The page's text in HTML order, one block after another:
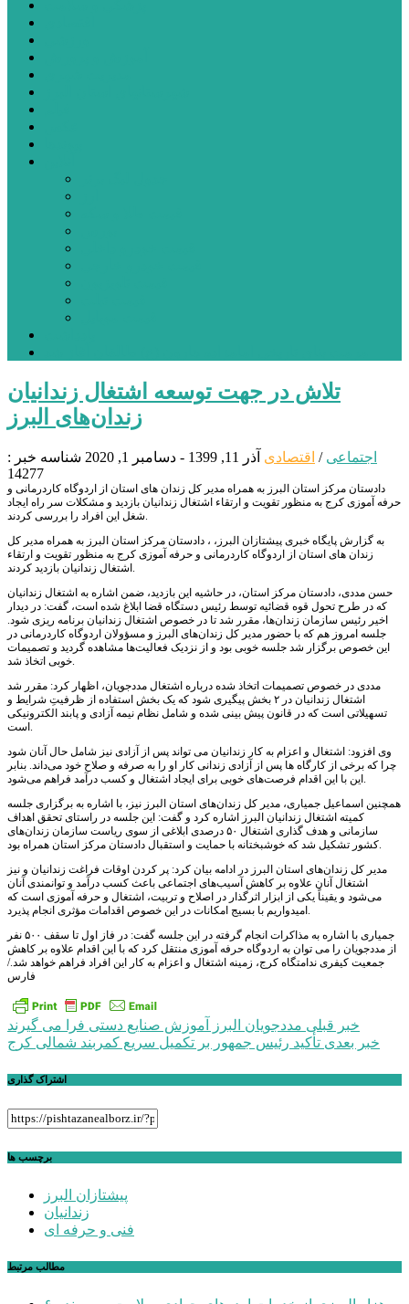
تلاش در جهت توسعه اشتغال زندانیان
زندان‌های البرز
اجتماعی / اقتصادی آذر 11, 1399 - دسامبر 1, 2020
شناسه خبر :
14277
دادستان مرکز استان البرز به همراه مدیر کل زندان های استان از اردوگاه کاردرمانی و
حرفه آموزی کرج به منظور تقویت و ارتقاء اشتغال زندانیان بازدید و مشکلات سر راه ایجاد
شغل این افراد را بررسی کردند.
به گزارش پایگاه خبری پیشتازان البرز، ، دادستان مرکز استان البرز به همراه مدیر کل
زندان های استان از اردوگاه کاردرمانی و حرفه آموزی کرج به منظور تقویت و ارتقاء
اشتغال زندانیان بازدید کردند.
حسن مددی، دادستان مرکز استان، در حاشیه این بازدید، ضمن اشاره به اشتغال زندانیان
که در طرح تحول قوه قضائیه توسط رئیس دستگاه قضا ابلاغ شده است، گفت: در دیدار
اخیر رئیس سازمان زندان‌ها، مقرر شد تا در خصوص اشتغال زندانیان برنامه ریزی شود.
جلسه امروز هم که با حضور مدیر کل زندان‌های البرز و مسؤولان اردوگاه کاردرمانی در
این خصوص برگزار شد جلسه خوبی بود و از نزدیک فعالیت‌ها مشاهده گردید و تصمیمات
خوبی اتخاذ شد.
مددی در خصوص تصمیمات اتخاذ شده درباره اشتغال مددجویان، اظهار کرد: مقرر شد
اشتغال زندانیان در ۲ بخش پیگیری شود که یک بخش استفاده از ظرفیتِ شرایط و
تسهیلاتی است که در قانون پیش بینی شده و شامل نظام نیمه آزادی و پابند الکترونیکی
است.
وی افزود: اشتغال و اعزام به کار زندانیان می تواند پس از آزادی نیز شامل حال آنان شود
چرا که برخی از کارگاه ها پس از آزادی زندانی کار او را به صرفه و صلاح خود می‌داند. بنابر
این با این اقدام فرصت‌های خوبی برای ایجاد اشتغال و کسب درآمد فراهم می‌شود.
همچنین اسماعیل جمیاری، مدیر کل زندان‌های استان البرز نیز، با اشاره به برگزاری جلسه
کمیته اشتغال زندانیان البرز اشاره کرد و گفت: این جلسه در راستای تحقق اهداف
سازمانی و هدف گذاری اشتغال ۵۰ درصدی ابلاغی از سوی ریاست سازمان زندان‌های
کشور تشکیل شد که خوشبختانه با حمایت و استقبال دادستان مرکز استان همراه بود.
مدیر کل زندان‌های استان البرز در ادامه بیان کرد: پر کردن اوقات فراغت زندانیان و نیز
اشتغال آنان علاوه بر کاهش آسیب‌های اجتماعی باعث کسب درآمد و توانمندی آنان
می‌شود و یقیناً یکی از ابزار اثرگذار در اصلاح و تربیت، اشتغال و حرفه آموزی است که
امیدواریم با بسیج امکانات در این خصوص اقدامات مؤثری انجام پذیرد.
جمیاری با اشاره به مذاکرات انجام گرفته در این جلسه گفت: در فاز اول تا سقف ۵۰۰ نفر
از مددجویان را می توان به اردوگاه حرفه آموزی منتقل کرد که با این اقدام علاوه بر کاهش
جمعیت کیفری ندامتگاه کرج، زمینه اشتغال و اعزام به کار این افراد فراهم خواهد شد./
فارس
راهبری
نوشته
خبر قبلی مددجویان البرز آموزش صنایع دستی فرا می گیرند
خبر بعدی تأکید رئیس جمهور بر تکمیل سریع کمربند شمالی کرج
اشتراک گذاری
برچسب ها
پیشتازان البرز
زندانیان
فنی و حرفه ای
مطالب مرتبط